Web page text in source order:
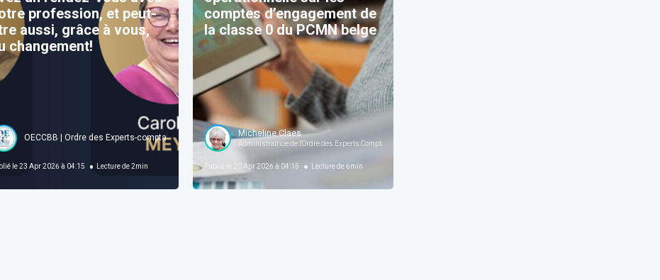
catholique de Louvain
profession, et peut-
aussi, grâce à vous,
changement!
OECCBB | Ordre des Experts-comptables et Comptables brevetés de Belgique Société Royale
le23 Apr 2026 à 04:15 Lecture de2min
comptes d’engagement de
la classe 0 du PCMN belge
Micheline Claes
Administratrice de l'Ordre des Experts Comptables Et comptables OECCBB SR
Publié le 20 Apr 2026 à 04:15 Lecture de 6min